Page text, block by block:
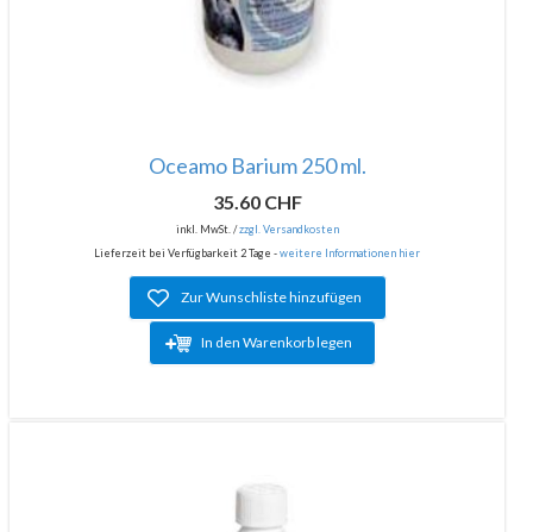
Oceamo Barium 250 ml.
35.60 CHF
inkl. MwSt. /zzgl. Versandkosten
Lieferzeit bei Verfügbarkeit 2 Tage -weitere Informationen hier
Zur Wunschliste hinzufügen
In den Warenkorb legen